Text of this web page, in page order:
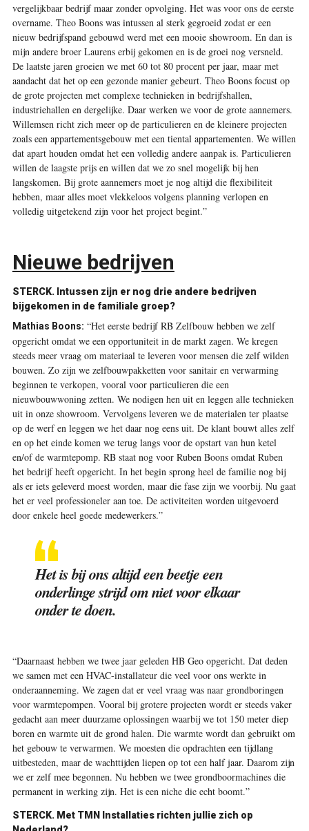
vergelijkbaar bedrijf maar zonder opvolging. Het was voor ons de eerste
overname. Theo Boons was intussen al sterk gegroeid zodat er een
nieuw bedrijfspand gebouwd werd met een mooie showroom. En dan is
mijn andere broer Laurens erbij gekomen en is de groei nog versneld.
De laatste jaren groeien we met 60 tot 80 procent per jaar, maar met
aandacht dat het op een gezonde manier gebeurt. Theo Boons focust op
de grote projecten met complexe technieken in bedrijfshallen,
industriehallen en dergelijke. Daar werken we voor de grote aannemers.
Willemsen richt zich meer op de particulieren en de kleinere projecten
zoals een appartementsgebouw met een tiental appartementen. We willen
dat apart houden omdat het een volledig andere aanpak is. Particulieren
willen de laagste prijs en willen dat we zo snel mogelijk bij hen
langskomen. Bij grote aannemers moet je nog altijd die flexibiliteit
hebben, maar alles moet vlekkeloos volgens planning verlopen en
volledig uitgetekend zijn voor het project begint.”
Nieuwe bedrijven
STERCK. Intussen zijn er nog drie andere bedrijven
bijgekomen in de familiale groep?
Mathias Boons: “Het eerste bedrijf RB Zelfbouw hebben we zelf
opgericht omdat we een opportuniteit in de markt zagen. We kregen
steeds meer vraag om materiaal te leveren voor mensen die zelf wilden
bouwen. Zo zijn we zelfbouwpakketten voor sanitair en verwarming
beginnen te verkopen, vooral voor particulieren die een
nieuwbouwwoning zetten. We nodigen hen uit en leggen alle technieken
uit in onze showroom. Vervolgens leveren we de materialen ter plaatse
op de werf en leggen we het daar nog eens uit. De klant bouwt alles zelf
en op het einde komen we terug langs voor de opstart van hun ketel
en/of de warmtepomp. RB staat nog voor Ruben Boons omdat Ruben
het bedrijf heeft opgericht. In het begin sprong heel de familie nog bij
als er iets geleverd moest worden, maar die fase zijn we voorbij. Nu gaat
het er veel professioneler aan toe. De activiteiten worden uitgevoerd
door enkele heel goede medewerkers.”
Het is bij ons altijd een beetje een
onderlinge strijd om niet voor elkaar
onder te doen.
“Daarnaast hebben we twee jaar geleden HB Geo opgericht. Dat deden
we samen met een HVAC-installateur die veel voor ons werkte in
onderaanneming. We zagen dat er veel vraag was naar grondboringen
voor warmtepompen. Vooral bij grotere projecten wordt er steeds vaker
gedacht aan meer duurzame oplossingen waarbij we tot 150 meter diep
boren en warmte uit de grond halen. Die warmte wordt dan gebruikt om
het gebouw te verwarmen. We moesten die opdrachten een tijdlang
uitbesteden, maar de wachttijden liepen op tot een half jaar. Daarom zijn
we er zelf mee begonnen. Nu hebben we twee grondboormachines die
permanent in werking zijn. Het is een niche die echt boomt.”
STERCK. Met TMN Installaties richten jullie zich op